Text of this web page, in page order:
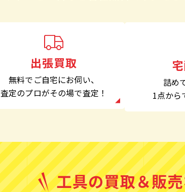
出張買取
無料でご自宅にお伺い、
査定のプロがその場で査定！
詰め
1点から